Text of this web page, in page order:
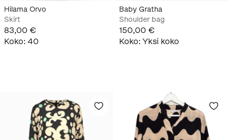
Hilama Orvo
Skirt
83,00 €
Koko: 40
Baby Gratha
Shoulder bag
150,00 €
Koko: Yksi koko